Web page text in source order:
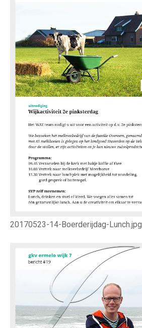
20170523-14-Boerderijdag-Lunch.jpg